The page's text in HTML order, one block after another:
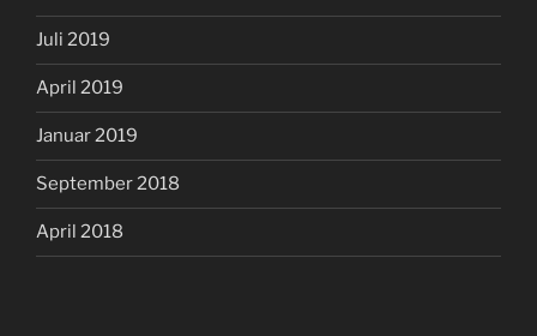
Juli 2019
April 2019
Januar 2019
September 2018
April 2018